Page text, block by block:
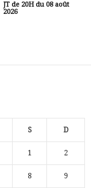
JT de 20H du 08 août
2026
S D
1 2
8 9